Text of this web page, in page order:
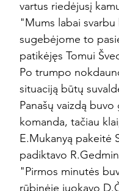
vartus riedėjusį
"Mums labai
sugebėjome to
patikėjęs Tomui
Po trumpo
situaciją būtų
Panašų vaizdą
komanda, tačiau
E.Mukanyą pakeitė
padiktavo
"Pirmos minutės
rūbinėje juokavo